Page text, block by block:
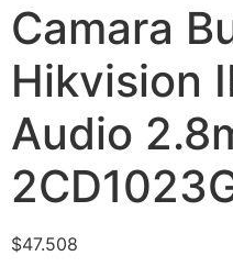
Camara
Hikvision
Audio
$47.508